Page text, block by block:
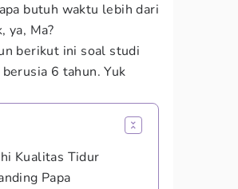
butuh waktu lebih dari
ya, Ma?
berikut ini soal studi
6 tahun. Yuk
Kualitas Tidur
Papa